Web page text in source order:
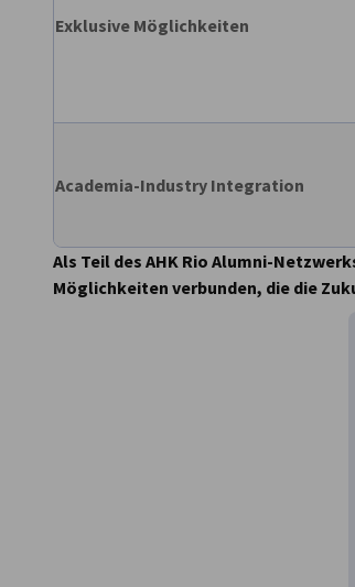
Exklusive Möglichkeiten
Academia-Industry Integration
Als Teil des AHK Rio Alumni-
Möglichkeiten verbunden, die die